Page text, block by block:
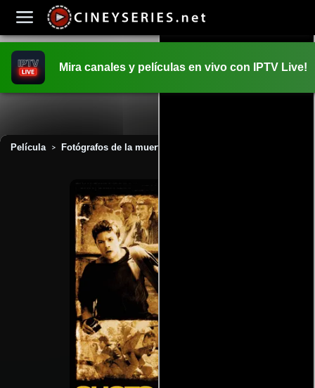
Mira canales y películas en vivo con IPTV Live!
Película > Fotógrafos de la muerte (2010)